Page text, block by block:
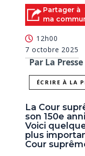
Partager à
ma
12h00
7 octobre 2025
Par La
ÉCRIRE À LA
La Cour
son 150e
Voici
plus
Cour